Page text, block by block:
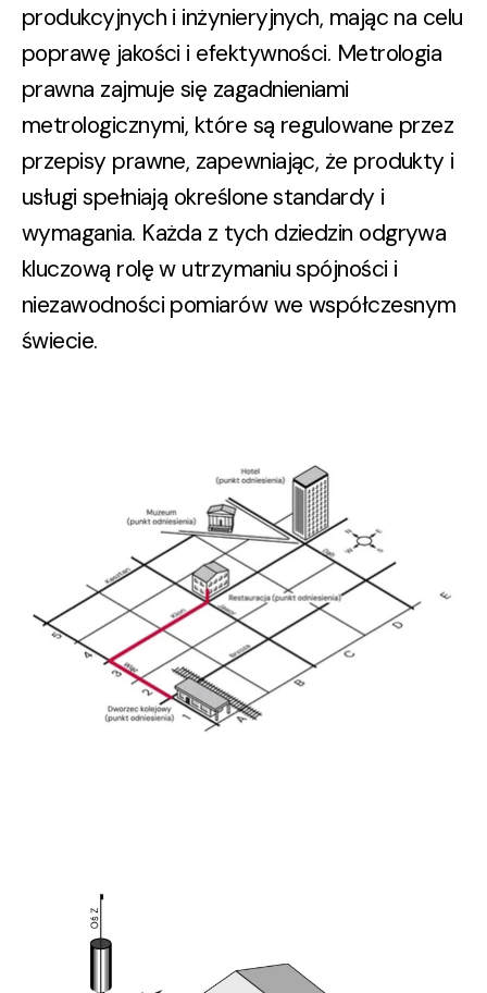
produkcyjnych i inżynieryjnych, mając na celu
poprawę jakości i efektywności. Metrologia
prawna zajmuje się zagadnieniami
metrologicznymi, które są regulowane przez
przepisy prawne, zapewniając, że produkty i
usługi spełniają określone standardy i
wymagania. Każda z tych dziedzin odgrywa
kluczową rolę w utrzymaniu spójności i
niezawodności pomiarów we współczesnym
świecie.